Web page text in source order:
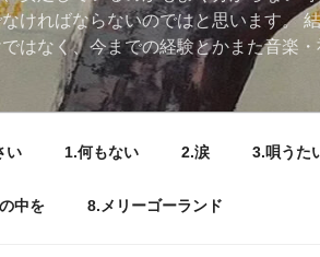
ければならないのではと思います。
はなく、今までの経験とかまた音楽
い 1.何もない 2.涙 3.唄うた
中を 8.メリーゴーランド